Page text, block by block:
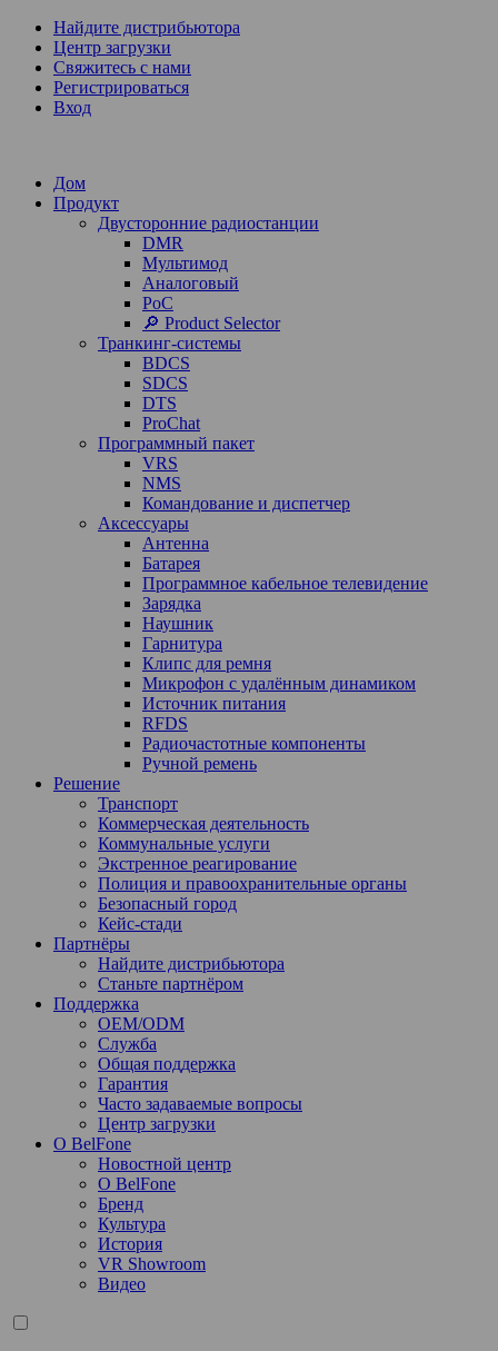
Найдите дистрибьютора
Центр загрузки
Свяжитесь с нами
Регистрироваться
Вход
Дом
Продукт
Двусторонние радиостанции
DMR
Мультимод
Аналоговый
PoC
🔎 Product Selector
Транкинг-системы
BDCS
SDCS
DTS
ProChat
Программный пакет
VRS
NMS
Командование и диспетчер
Аксессуары
Антенна
Батарея
Программное кабельное телевидение
Зарядка
Наушник
Гарнитура
Клипс для ремня
Микрофон с удалённым динамиком
Источник питания
RFDS
Радиочастотные компоненты
Ручной ремень
Решение
Транспорт
Коммерческая деятельность
Коммунальные услуги
Экстренное реагирование
Полиция и правоохранительные органы
Безопасный город
Кейс-стади
Партнёры
Найдите дистрибьютора
Станьте партнёром
Поддержка
OEM/ODM
Служба
Общая поддержка
Гарантия
Часто задаваемые вопросы
Центр загрузки
О BelFone
Новостной центр
О BelFone
Бренд
Культура
История
VR Showroom
Видео